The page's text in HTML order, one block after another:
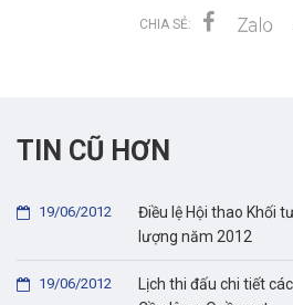
CHIA SẺ:
TIN CŨ HƠN
Điều lệ Hội thao Khối
lượng năm 2012
19/06/2012
Lịch thi đấu chi tiết
19/06/2012